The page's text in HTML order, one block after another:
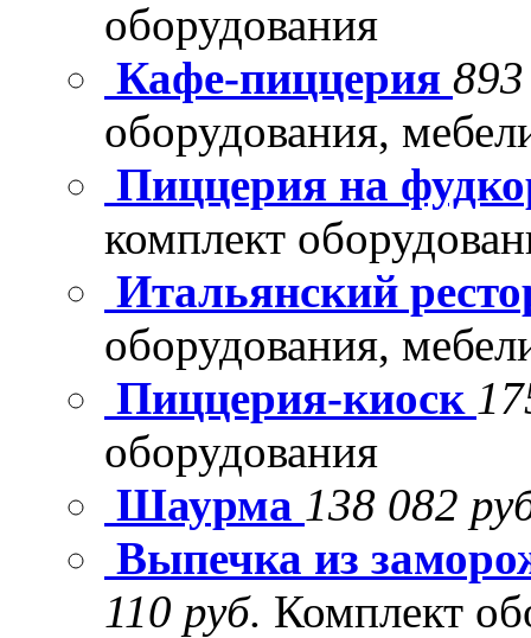
оборудования
Кафе-пиццерия
оборудования,
Пиццерия на
комплект
Итальянский
оборудования,
Пиццерия-киоск
оборудования
Шаурма 138 082
Выпечка из
110 руб. Комплект